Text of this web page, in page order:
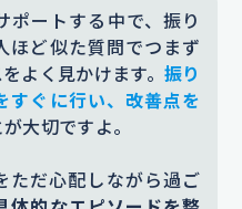
ポートする中で、振り
ほど似た質問でつまず
よく見かけます。 振り
すぐに行い、改善点を
大切ですよ。
ただ心配しながら過ご